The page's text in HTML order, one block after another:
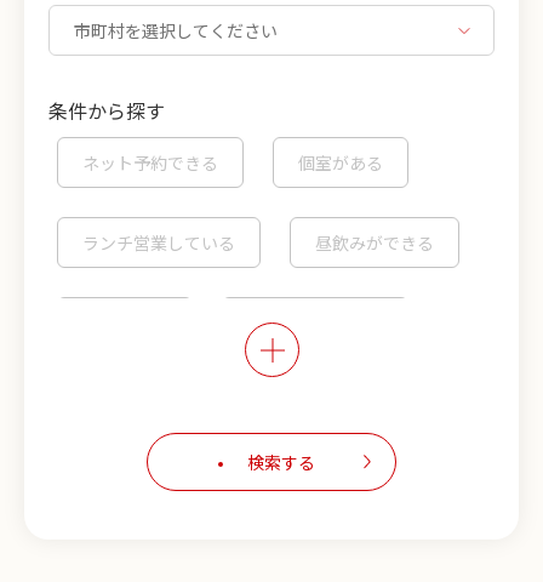
条件から探す
ネット予約できる 個室がある
ランチ営業している 昼飲みができる
こだわりの店内※
キャッシュレス決済対応
検索する